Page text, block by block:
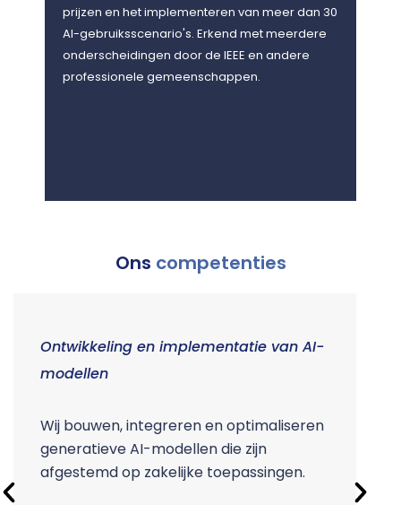
prijzen en het implementeren van meer dan 30
AI-gebruiksscenario's. Erkend met meerdere
onderscheidingen door de IEEE en andere
professionele gemeenschappen.
Ons competenties
Wij bouwen, integreren en optimaliseren
generatieve AI-modellen die zijn
afgestemd op zakelijke toepassingen.
Ontwikkeling en implementatie van AI-
modellen